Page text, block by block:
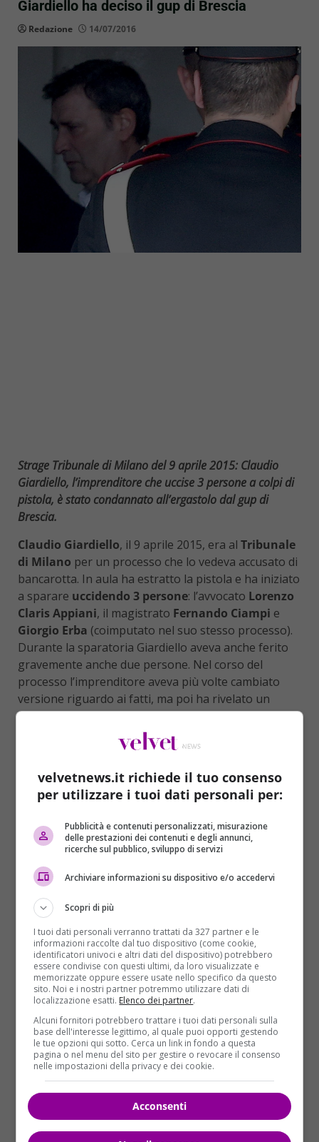
Giardiello ha deciso il gup di Brescia
Redazione 14/07/2016
Strage Tribunale di Milano del 9 aprile 2015: Claudio
Giardiello, l’imprenditore che uccise 3 persone a colpi di
pistola, è stato condannato all’ergastolo dal gup di
Brescia.
Claudio Giardiello, il 9 aprile 2015, era al Tribunale
di Milano per un processo che lo vedeva accusato di
bancarotta. In aula ha estratto la pistola e ha iniziato
a sparare uccidendo 3 persone: l’avvocato Lorenzo
Claris Appiani, il magistrato Fernando Ciampi e
Giorgio Erba (coimputato nel suo stesso processo).
Durante la sparatoria Giardiello aveva anche ferito
gravemente anche due persone. Nel corso del
processo l’imprenditore aveva più volte cambiato
versione riguardo ai fatti, ma poi ha rivelato un
dettaglio particolare che ha inciso in maniera
decisiva nell’esito del processo.
Tribunale,un dettaglio importante per stabilire
anche l’eventuale responsabilità di uno dei vigilantes
controlli all’ingresso diGiardiello,permettendo così
l’ingresso dellapistola Berettautilizzata per la
sparatoria del 9 aprile 2015. Il
stato accusato di concorso in omicidio perché al
varco del Tribunale non si sarebbe accorto della
pistola. A scagionare il vigilantes lo stesso Giardiello
che ha dichiarato di aver nascosto la piscola in
Tribunale ben3 mesi prima dell’accaduto.
velvetnews.it richiede il tuo consenso
per utilizzare i tuoi dati personali per:
Pubblicità e contenuti personalizzati, misurazione
delle prestazioni dei contenuti e degli annunci,
ricerche sul pubblico, sviluppo di servizi
Archiviare informazioni su dispositivo e/o accedervi
Scopri di più
I tuoi dati personali verranno trattati da 327 partner e le
informazioni raccolte dal tuo dispositivo (come cookie,
identificatori univoci e altri dati del dispositivo) potrebbero
essere condivise con questi ultimi, da loro visualizzate e
memorizzate oppure essere usate nello specifico da questo
sito. Noi e i nostri partner potremmo utilizzare dati di
localizzazione esatti. Elenco dei partner.
Alcuni fornitori potrebbero trattare i tuoi dati personali sulla
base dell'interesse legittimo, al quale puoi opporti gestendo
le tue opzioni qui sotto. Cerca un link in fondo a questa
pagina o nel menu del sito per gestire o revocare il consenso
nelle impostazioni della privacy e dei cookie.
Acconsenti